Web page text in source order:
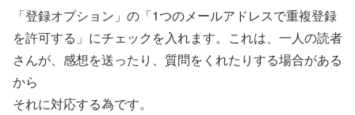
「登録オプション」の「1つのメールアドレスで重複登録
を許可する」にチェックを入れます。これは、一人の読者
さんが、感想を送ったり、質問をくれたりする場合がある
から
それに対応する為です。